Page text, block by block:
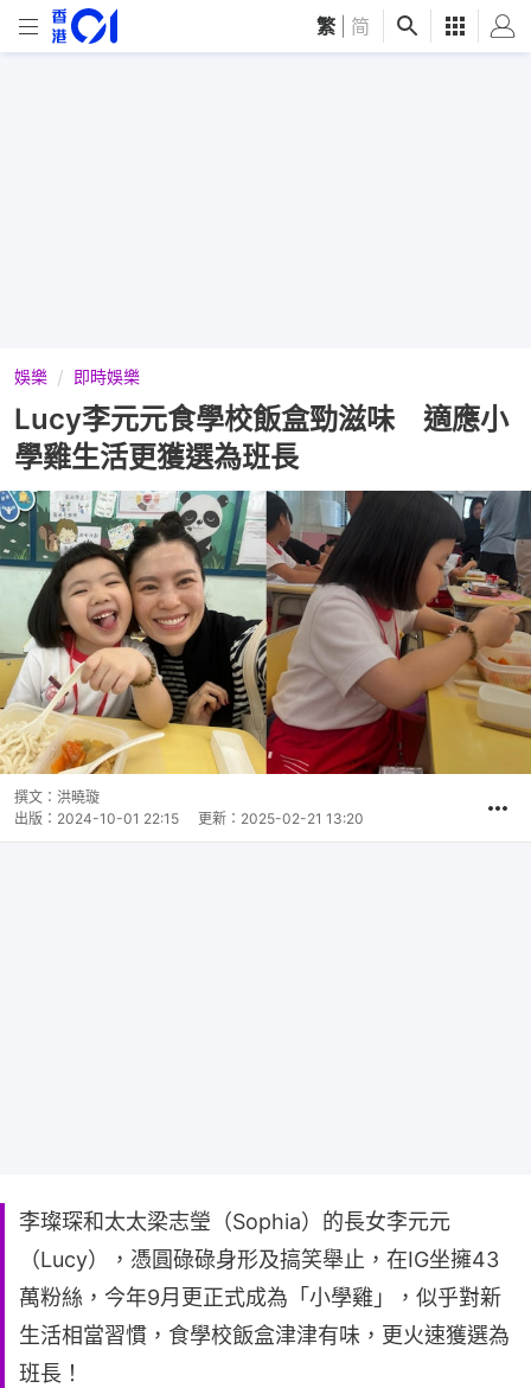
繁 简
娛樂 即時娛樂
Lucy李元元食學校飯盒勁滋味 適應小
學雞生活更獲選為班長
撰文： 洪曉璇
出版： 2024-10-01 22:15 更新： 2025-02-21 13:20
李璨琛和太太梁志瑩（Sophia）的長女李元元
（Lucy），憑圓碌碌身形及搞笑舉止，在IG坐擁43
萬粉絲，今年9月更正式成為「小學雞」，似乎對新
生活相當習慣，食學校飯盒津津有味，更火速獲選為
班長！